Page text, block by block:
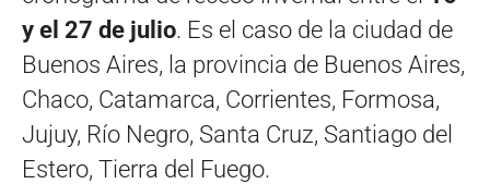
y el 27 de julio. Es el caso de la ciudad de
Buenos Aires, la provincia de Buenos Aires,
Chaco, Catamarca, Corrientes, Formosa,
Jujuy, Río Negro, Santa Cruz, Santiago del
Estero, Tierra del Fuego.